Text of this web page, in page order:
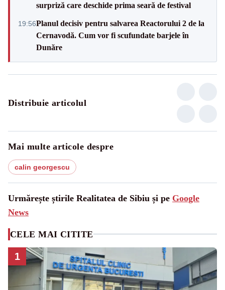
surpriză care deschide prima seară de festival
19:56Planul decisiv pentru salvarea Reactorului 2 de la
Cernavodă. Cum vor fi scufundate barjele în
Dunăre
Distribuie articolul
Mai multe articole despre
calin georgescu
Urmărește știrile Realitatea de Sibiu și pe Google
News
CELE MAI CITITE
1